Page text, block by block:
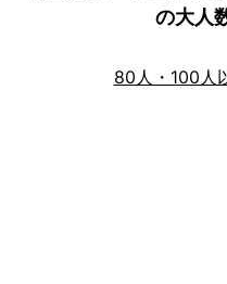
の大人
80人・100人